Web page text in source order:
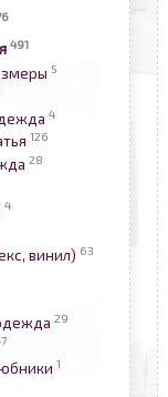
491
5
4
126
28
4
винил) 63
29
1